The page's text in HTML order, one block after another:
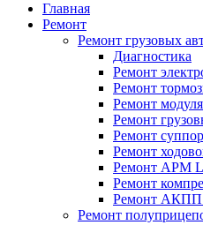
Главная
Ремонт
Ремонт грузовых
Диагностика
Ремонт
Ремонт
Ремонт
Ремонт
Ремонт
Ремонт
Ремонт APM
Ремонт
Ремонт АКПП
Ремонт